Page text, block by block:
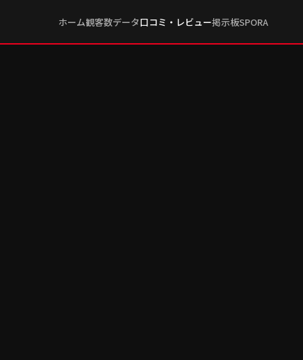
ホーム観客数データ口コミ・レビュー掲示板SPORA